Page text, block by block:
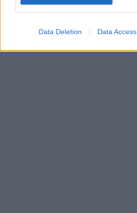
Data Deletion Data Access